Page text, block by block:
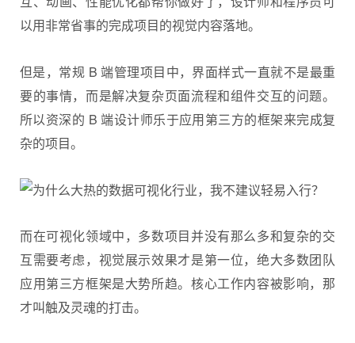
以用非常省事的完成项目的视觉内容落地。
但是，常规 B 端管理项目中，界面样式一直就不是最重
要的事情，而是解决复杂页面流程和组件交互的问题。
所以资深的 B 端设计师乐于应用第三方的框架来完成复
杂的项目。
而在可视化领域中，多数项目并没有那么多和复杂的交
互需要考虑，视觉展示效果才是第一位，绝大多数团队
应用第三方框架是大势所趋。核心工作内容被影响，那
才叫触及灵魂的打击。